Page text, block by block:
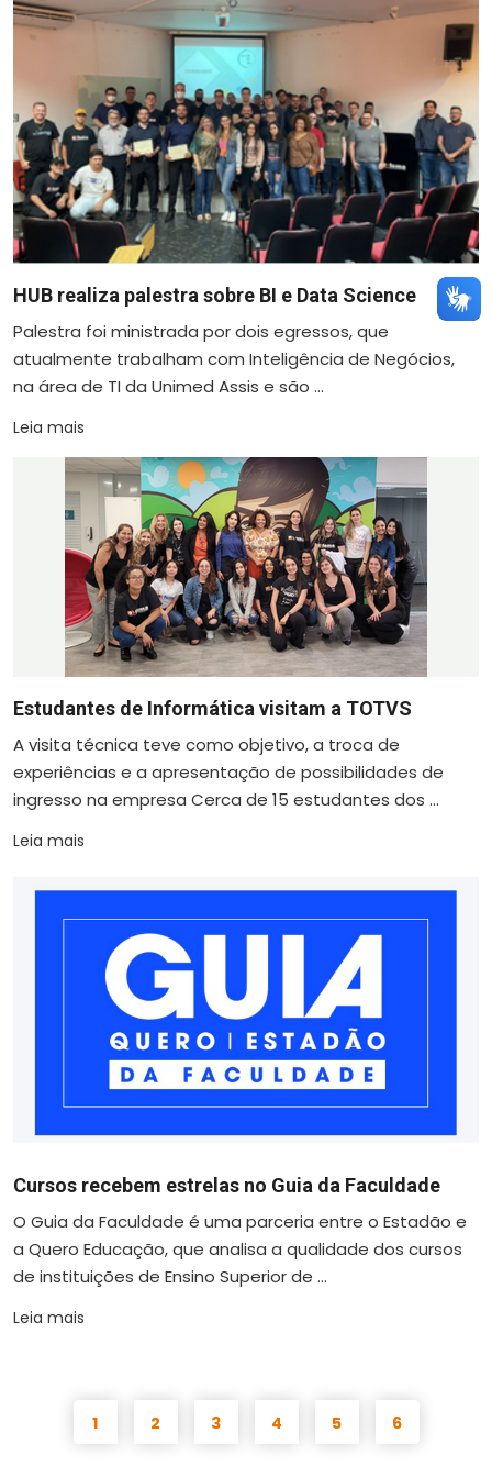
HUB realiza palestra sobre BI e Data Science
Palestra foi ministrada por dois egressos, que
atualmente trabalham com Inteligência de Negócios,
na área de TI da Unimed Assis e são ...
Leia mais
Estudantes de Informática visitam a TOTVS
A visita técnica teve como objetivo, a troca de
experiências e a apresentação de possibilidades de
ingresso na empresa Cerca de 15 estudantes dos ...
Leia mais
Cursos recebem estrelas no Guia da Faculdade
O Guia da Faculdade é uma parceria entre o Estadão e
a Quero Educação, que analisa a qualidade dos cursos
de instituições de Ensino Superior de ...
Leia mais
1 2 3 4 5 6